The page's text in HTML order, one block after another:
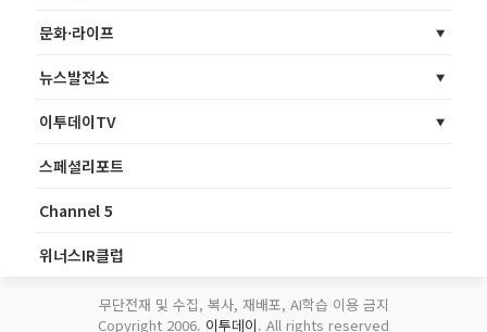
문화·라이프
뉴스발전소
이투데이TV
스페셜리포트
Channel 5
위너스IR클럽
무단전재 및 수집, 복사, 재배포, AI학습 이용 금지
Copyright 2006. 이투데이. All rights reserved